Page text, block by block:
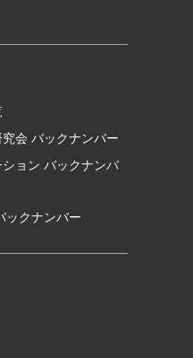
会 バックナンバー
ョン バックナンバ
ックナンバー